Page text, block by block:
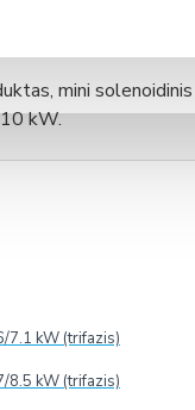
7.1 kW (trifazis)
8.5 kW (trifazis)
mini solenoidinis
kW.
gali sugadinti siurblį.